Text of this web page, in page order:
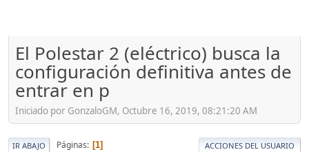
El Polestar 2 (eléctrico) busca la
configuración definitiva antes de
entrar en p
Iniciado por GonzaloGM, Octubre 16, 2019, 08:21:20 AM
IR ABAJO Páginas 1 ACCIONES DEL USUARIO